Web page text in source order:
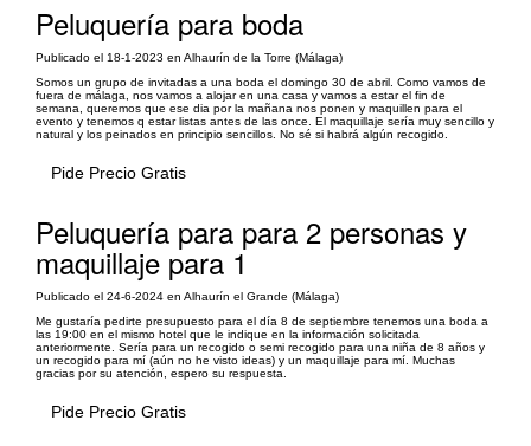
Peluquería para boda
Publicado el 18-1-2023 en Alhaurín de la Torre (Málaga)
Somos un grupo de invitadas a una boda el domingo 30 de abril. Como vamos de
fuera de málaga, nos vamos a alojar en una casa y vamos a estar el fin de
semana, queremos que ese dia por la mañana nos ponen y maquillen para el
evento y tenemos q estar listas antes de las once. El maquillaje sería muy sencillo y
natural y los peinados en principio sencillos. No sé si habrá algún recogido.
Pide Precio Gratis
Peluquería para para 2 personas y
maquillaje para 1
Publicado el 24-6-2024 en Alhaurín el Grande (Málaga)
Me gustaría pedirte presupuesto para el día 8 de septiembre tenemos una boda a
las 19:00 en el mismo hotel que le indique en la información solicitada
anteriormente. Sería para un recogido o semi recogido para una niña de 8 años y
un recogido para mí (aún no he visto ideas) y un maquillaje para mí. Muchas
gracias por su atención, espero su respuesta.
Pide Precio Gratis